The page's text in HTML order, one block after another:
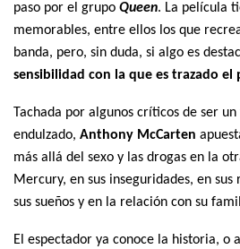
paso por el grupo Queen. La película
memorables, entre ellos los que
banda, pero, sin duda, si algo es
sensibilidad con la que es trazado el
Tachada por algunos críticos de ser
endulzado, Anthony McCarten
más allá del sexo y las drogas en la
Mercury, en sus inseguridades, en
sus sueños y en la relación con su
El espectador ya conoce la historia, o